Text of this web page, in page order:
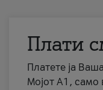
Плати
Платете ја
Мојот А1, само